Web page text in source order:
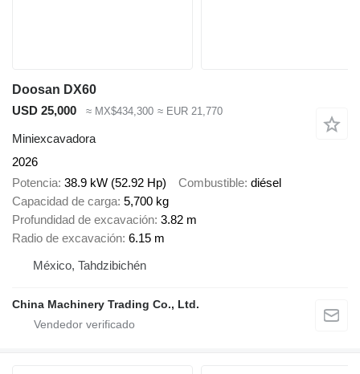
Doosan DX60
USD 25,000
≈ MX$434,300 ≈ EUR 21,770
Miniexcavadora
2026
Potencia 38.9 kW (52.92 Hp) Combustible diésel
Capacidad de carga 5,700 kg
Profundidad de excavación 3.82 m
Radio de excavación 6.15 m
México, Tahdzibichén
China Machinery Trading Co., Ltd.